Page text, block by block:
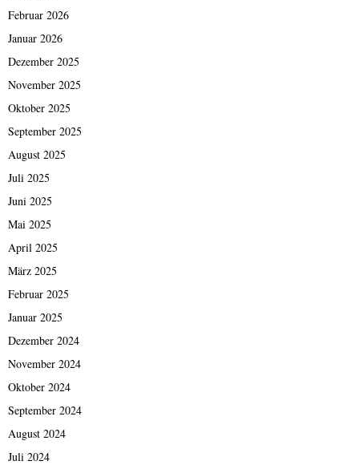
Februar 2026
Januar 2026
Dezember 2025
November 2025
Oktober 2025
September 2025
August 2025
Juli 2025
Juni 2025
Mai 2025
April 2025
März 2025
Februar 2025
Januar 2025
Dezember 2024
November 2024
Oktober 2024
September 2024
August 2024
Juli 2024